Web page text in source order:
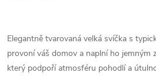
Elegantně tvarovaná velká svíčka s
provoní váš domov a naplní ho jemným
který podpoří atmosféru pohodlí a